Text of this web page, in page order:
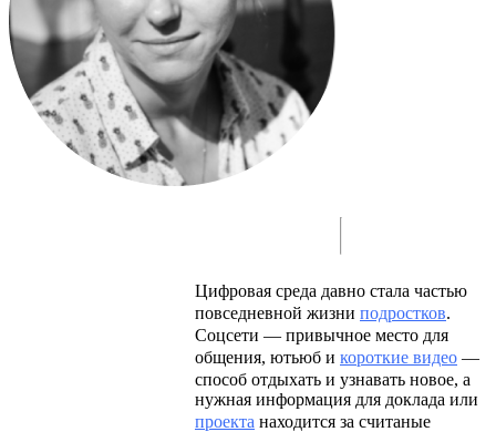
Цифровая среда давно стала частью
повседневной жизни подростков.
Соцсети — привычное место для
общения, ютьюб и короткие видео —
способ отдыхать и узнавать новое, а
нужная информация для доклада или
проекта находится за считаные